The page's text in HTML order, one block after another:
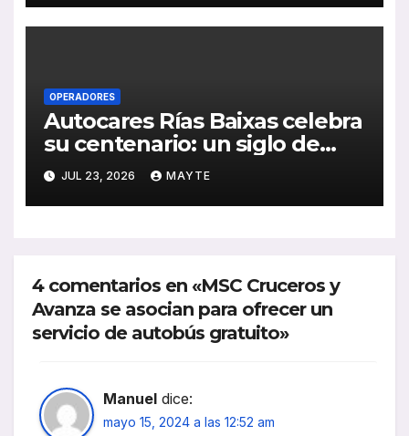
OPERADORES
Autocares Rías Baixas celebra
su centenario: un siglo de
historia, esfuerzo familiar y
compromiso con el
transporte gallego
JUL 23, 2026 MAYTE
4 comentarios en «MSC Cruceros y
Avanza se asocian para ofrecer un
servicio de autobús gratuito»
Manuel dice:
mayo 15, 2024 a las 12:52 am